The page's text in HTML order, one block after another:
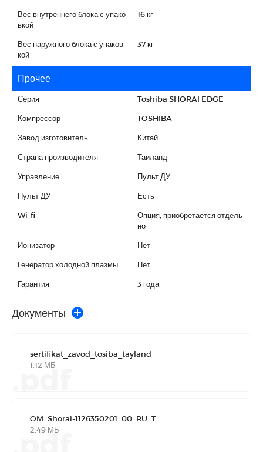
Вес внутреннего блока с упако
вкой
16 кг
Вес наружного блока с упаков
кой
37 кг
Прочее
Серия Toshiba SHORAI EDGE
Компрессор TOSHIBA
Завод изготовитель Китай
Страна производителя Таиланд
Управление Пульт ДУ
Пульт ДУ Есть
Wi-fi
Опция, приобретается отдель
но
Ионизатор Нет
Генератор холодной плазмы Нет
Гарантия 3 года
Документы
sertifikat_zavod_tosiba_tayland
1.12 МБ
.pdf
OM_Shorai-1126350201_00_RU_T
2.49 МБ
.pdf